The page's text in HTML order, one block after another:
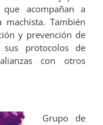
acompañan a
También
y prevención de
sus protocolos de
con otros
Grupo de